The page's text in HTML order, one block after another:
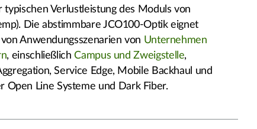
typischen Verlustleistung des Moduls von
Die abstimmbare JCO100-Optik eignet
Anwendungsszenarien von Unternehmen
, einschließlichCampus und Zweigstelle,
Service Edge, Mobile Backhaul und
Open Line Systeme und Dark Fiber.